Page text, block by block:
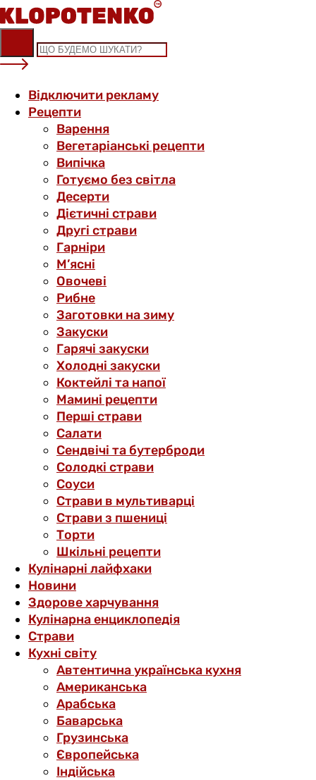
Skip
to
content
Відключити рекламу
Рецепти
Варення
Вегетаріанські рецепти
Випічка
Готуємо без світла
Десерти
Дієтичні страви
Другі страви
Гарніри
М’ясні
Овочеві
Рибне
Заготовки на зиму
Закуски
Гарячі закуски
Холодні закуски
Коктейлі та напої
Мамині рецепти
Перші страви
Салати
Сендвічі та бутерброди
Солодкі страви
Соуси
Страви в мультиварці
Страви з пшениці
Торти
Шкільні рецепти
Кулінарні лайфхаки
Новини
Здорове харчування
Кулінарна енциклопедія
Страви
Кухні світу
Автентична українська кухня
Американська
Арабська
Баварська
Грузинська
Європейська
Індійська